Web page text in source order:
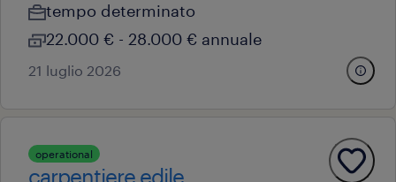
tempo determinato
22.000 € - 28.000 € annuale
21 luglio 2026
operational
carpentiere edile